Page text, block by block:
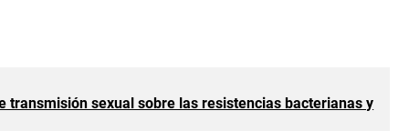
sexual sobre las resistencias bacterianas y